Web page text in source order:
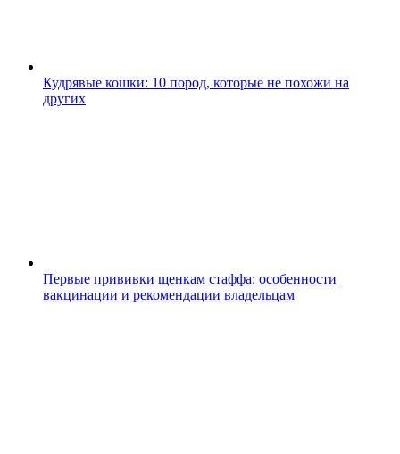
Кудрявые кошки: 10 пород, которые не похожи на
других
Первые прививки щенкам стаффа: особенности
вакцинации и рекомендации владельцам